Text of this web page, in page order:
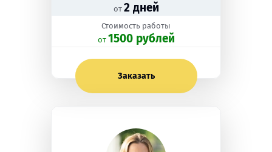
от 2 дней
Стоимость работы
oт 1500 рублей
Заказать